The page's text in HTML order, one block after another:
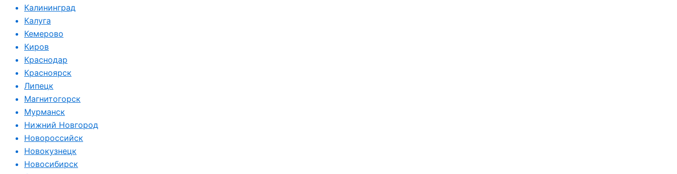
Калининград
Калуга
Кемерово
Киров
Краснодар
Красноярск
Липецк
Магнитогорск
Мурманск
Нижний Новгород
Новороссийск
Новокузнецк
Новосибирск